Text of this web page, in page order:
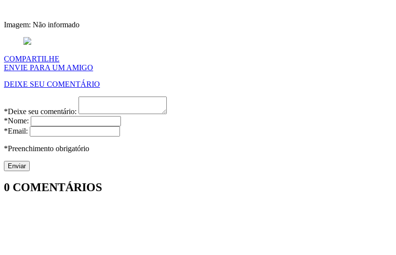
Imagem: Não informado
COMPARTILHE
ENVIE PARA UM AMIGO
DEIXE SEU COMENTÁRIO
*Deixe seu comentário:
*Nome:
*Email:
*Preenchimento obrigatório
0 COMENTÁRIOS